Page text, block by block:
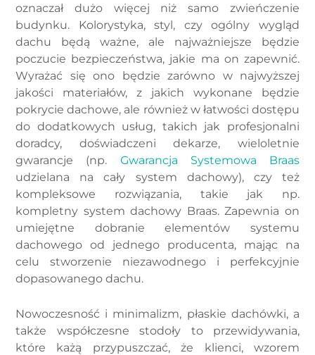
oznaczał dużo więcej niż samo zwieńczenie
budynku. Kolorystyka, styl, czy ogólny wygląd
dachu będą ważne, ale najważniejsze będzie
poczucie bezpieczeństwa, jakie ma on zapewnić.
Wyrażać się ono będzie zarówno w najwyższej
jakości materiałów, z jakich wykonane będzie
pokrycie dachowe, ale również w łatwości dostępu
do dodatkowych usług, takich jak profesjonalni
doradcy, doświadczeni dekarze, wieloletnie
gwarancje (np. Gwarancja Systemowa Braas
udzielana na cały system dachowy), czy też
kompleksowe rozwiązania, takie jak np.
kompletny system dachowy Braas. Zapewnia on
umiejętne dobranie elementów systemu
dachowego od jednego producenta, mając na
celu stworzenie niezawodnego i perfekcyjnie
dopasowanego dachu.
Nowoczesność i minimalizm, płaskie dachówki, a
także współczesne stodoły to przewidywania,
które każą przypuszczać, że klienci, wzorem